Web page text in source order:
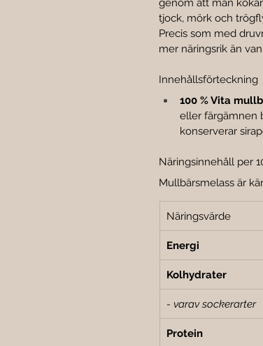
genom att man
tjock, mörk och
Precis som med
mer näringsrik än
Innehållsförteckning
100 % Vita
eller färgämnen
konserverar
Näringsinnehåll per
Mullbärsmelass är
Näringsvärde
Energi
Kolhydrater
- varav sockerarter
Protein